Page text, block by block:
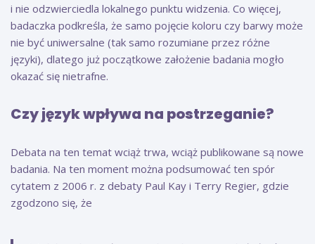
i nie odzwierciedla lokalnego punktu widzenia. Co więcej,
badaczka podkreśla, że samo pojęcie koloru czy barwy może
nie być uniwersalne (tak samo rozumiane przez różne
języki), dlatego już początkowe założenie badania mogło
okazać się nietrafne.
Czy język wpływa na postrzeganie?
Debata na ten temat wciąż trwa, wciąż publikowane są nowe
badania. Na ten moment można podsumować ten spór
cytatem z 2006 r. z debaty Paul Kay i Terry Regier, gdzie
zgodzono się, że